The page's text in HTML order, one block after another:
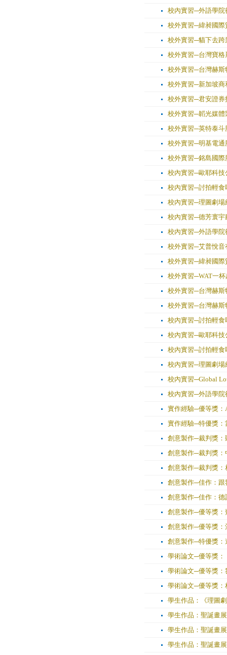
校內實習─外語學院
校外實習─緯昶國際
校外實習─貓下去跨
校外實習─台灣寶格
校外實習─台灣赫斯
校外實習─新加坡商
校外實習─君安證券
校外實習─韜光媒體
校外實習─英特泰斗
校外實習─明基電通
校外實習─銘島國際
校內實習─歐耶科技
校內實習─討拍輕食
校內實習─理圖劇場
校內實習─德芳寰宇
校內實習─外語學院
校外實習─艾普悅音
校外實習─緯昶國際
校外實習─WAT一
校外實習─台灣赫斯
校外實習─台灣赫斯
校內實習─討拍輕食
校內實習─歐耶科技
校內實習─討拍輕食
校內實習─理圖劇場
校內實習─Global
校內實習─外語學院
實作經驗─優等獎：
實作經驗─特優獎：
創意製作─裁判獎：
創意製作─裁判獎：
創意製作─裁判獎：
創意製作─佳作：跟
創意製作─佳作：德
創意製作─優等獎：
創意製作─優等獎：
創意製作─特優獎：
學術論文─優等獎：
學術論文─優等獎：
學術論文─優等獎
學生作品：《理圖
學生作品：聖誕畫
學生作品：聖誕畫
學生作品：聖誕畫